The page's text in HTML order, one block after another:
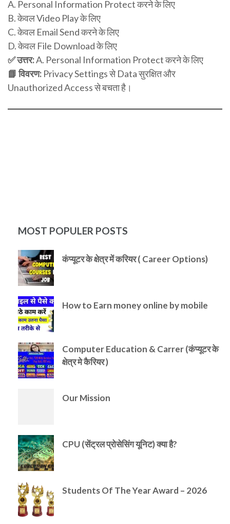
A. Personal Information Protect करने के लिए
B. केवल Video Play के लिए
C. केवल Email Send करने के लिए
D. केवल File Download के लिए
✅ उत्तर:A. Personal Information Protect करने के लिए
📘 विवरण: Privacy Settings से Data सुरक्षित और
Unauthorized Access से बचता है।
MOST POPULER POSTS
कंप्यूटर के क्षेत्र में करियर ( Career Options)
How to Earn money online by mobile
Computer Education & Carrer (कंप्यूटर के
क्षेत्र मे कैरियर )
Our Mission
CPU (सेंट्रल प्रोसेसिंग यूनिट) क्या है?
Students Of The Year Award – 2026